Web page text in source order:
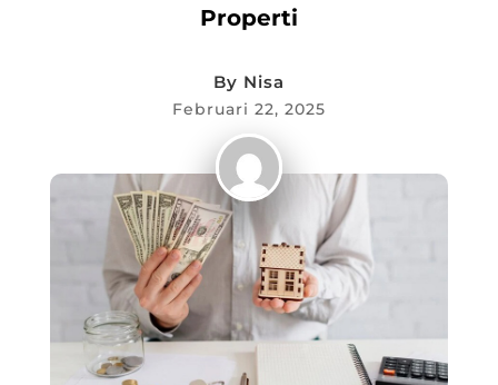
Properti
By Nisa
Februari 22, 2025